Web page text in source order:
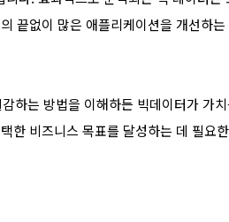
끝없이 많은 애플리케이션을 개선하
하는 방법을 이해하든 빅데이터가 가
한 비즈니스 목표를 달성하는 데 필요